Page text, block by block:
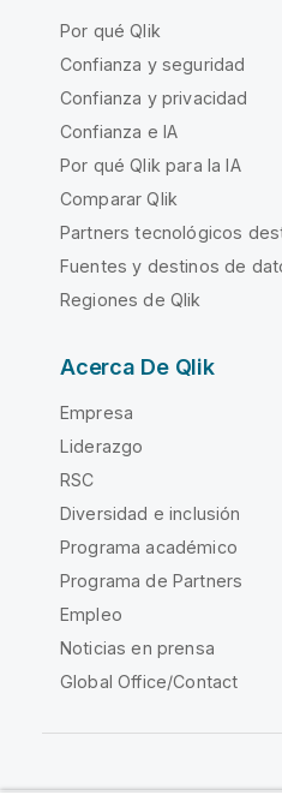
Por qué Qlik
Confianza y seguridad
Confianza y privacidad
Confianza e IA
Por qué Qlik para la IA
Comparar Qlik
Partners tecnológicos
Fuentes y destinos de
Regiones de Qlik
Acerca De Qlik
Empresa
Liderazgo
RSC
Diversidad e inclusión
Programa académico
Programa de Partners
Empleo
Noticias en prensa
Global Office/Contact